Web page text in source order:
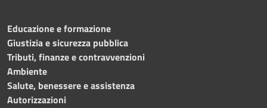
Educazione e formazione
Giustizia e sicurezza pubblica
Tributi, finanze e contravvenzioni
Ambiente
Salute, benessere e assistenza
Autorizzazioni